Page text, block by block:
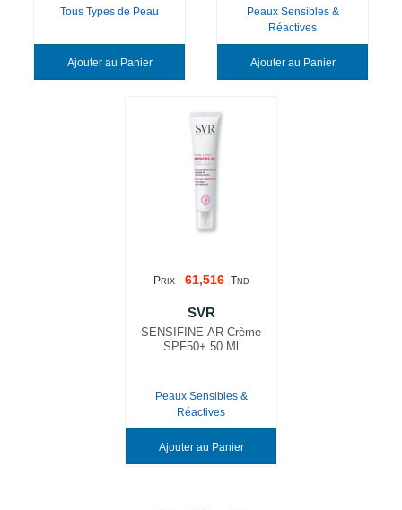
Tous Types de Peau
Ajouter au Panier
Peaux Sensibles &
Réactives
Ajouter au Panier
PRIX 61,516 TND
SVR
SENSIFINE AR Crème
SPF50+ 50 Ml
Peaux Sensibles &
Réactives
Ajouter au Panier